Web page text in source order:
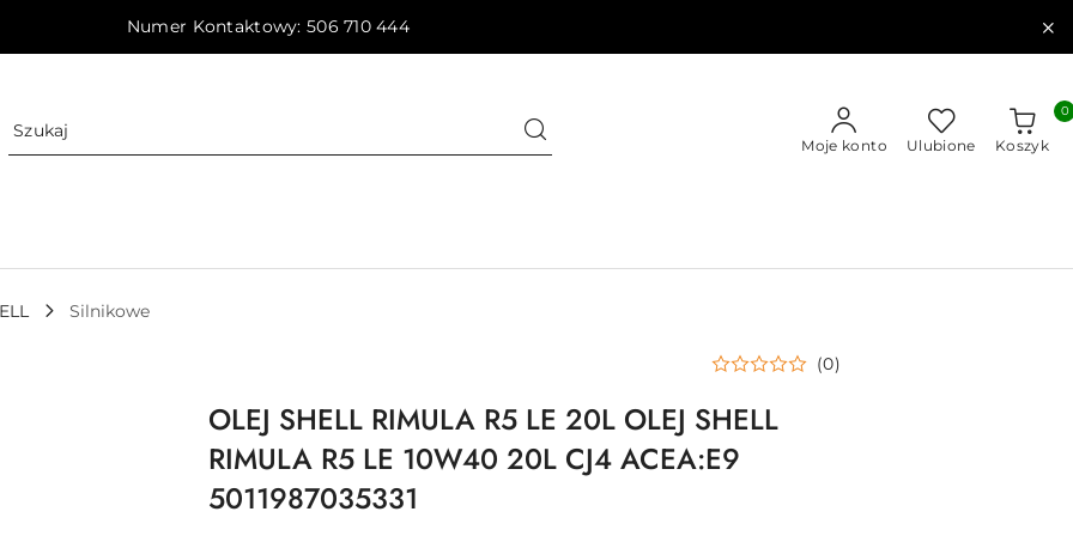
Numer Kontaktowy: 506 710 444
Moje konto Ulubione Koszyk
0
Silnikowe
(0)
OLEJ SHELL RIMULA R5 LE 20L OLEJ SHELL
RIMULA R5 LE 10W40 20L CJ4 ACEA:E9
5011987035331